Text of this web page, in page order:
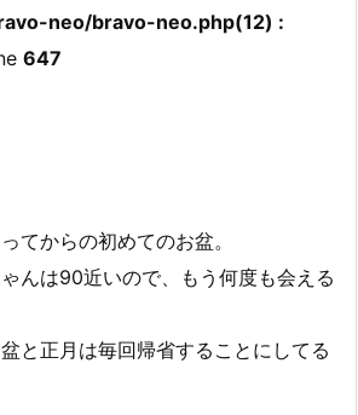
neo/bravo-neo.php(12) :
647
てからの初めてのお盆。
んは90近いので、もう何度も会える
と正月は毎回帰省することにしてる